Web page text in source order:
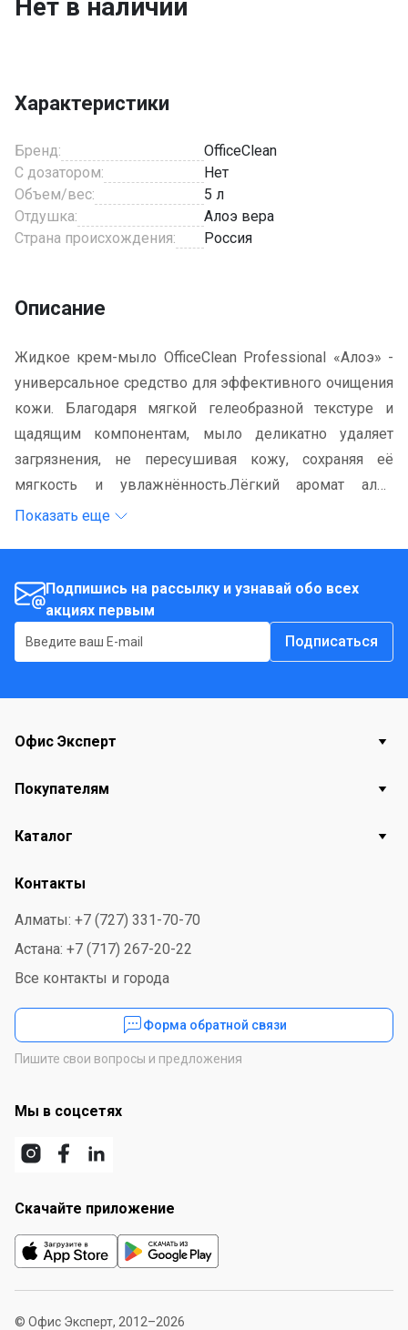
Нет в наличии
Характеристики
Бренд:
OfficeClean
С дозатором:
Нет
Объем/вес:
5 л
Отдушка:
Алоэ вера
Страна происхождения:
Россия
Описание
Жидкое крем-мыло OfficeClean Professional «Алоэ» -
универсальное средство для эффективного очищения
кожи. Благодаря мягкой гелеобразной текстуре и
щадящим компонентам, мыло деликатно удаляет
загрязнения, не пересушивая кожу, сохраняя её
мягкость и увлажнённость.Лёгкий аромат алоэ
придаёт ощущение свежести, делая процесс очищения
использовать мыло как в бытовых условиях, так и на
предприятиях. Формат бутылки ПЭТ объёмом 5
литров обеспечивает удобство хранения и позволяет
долго поддерживать чистоту, оставаясь экономичным
Показать еще
Подпишись на рассылку и узнавай обо всех
акциях первым
Подписаться
Офис Эксперт
Покупателям
Каталог
Контакты
Алматы: +7 (727) 331-70-70
Астана: +7 (717) 267-20-22
Все контакты и города
Форма обратной связи
Пишите свои вопросы и предложения
Мы в соцсетях
Скачайте приложение
© Офис Эксперт, 2012–2026